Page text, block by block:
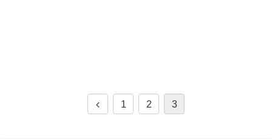
1 2 3